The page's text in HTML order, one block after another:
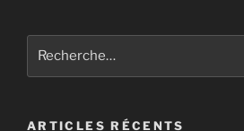
ARTICLES RÉCENTS